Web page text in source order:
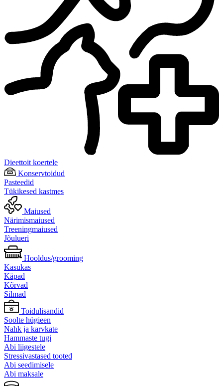
Dieettoit koertele
Konservtoidud
Pasteedid
Tükikesed kastmes
Maiused
Närimismaiused
Treeningmaiused
Jõulueri
Hooldus/grooming
Kasukas
Käpad
Kõrvad
Silmad
Toidulisandid
Soolte hügieen
Nahk ja karvkate
Hammaste tugi
Abi liigestele
Stressivastased tooted
Abi seedimisele
Abi maksale